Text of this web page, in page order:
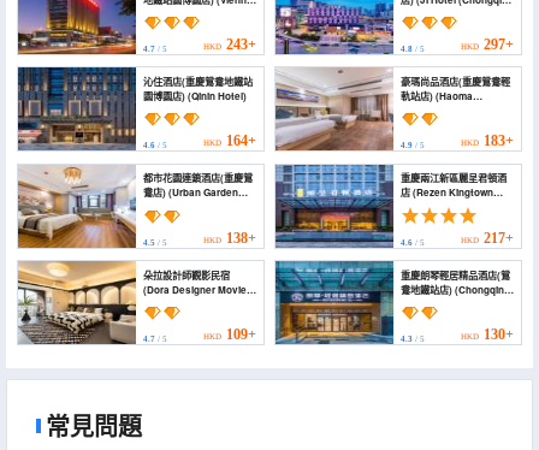
International Hotel
(Chongqing Yuanyang
Ditiezhan Garden
Expo))
4.7 / 5 HKD 243+
Yuanyang Expo
Garden))
4.8/ 5 HKD 297+
沁住酒店(重慶鴛鴦地鐵站
園博園店) (Qinin Hotel)
4.6 / 5 HKD 164+
豪瑪尚品酒店(重慶鴛鴦輕
軌站店) (Haoma
Shangpin Hotel
(Chongqing Yuanyang
Light Rail Station))
4.9/ 5 HKD 183+
都市花園連鎖酒店(重慶鴛
鴦店) (Urban Garden
Chain Hotel (Chongqing
Yuanyang))
4.5 / 5 HKD 138+
重慶兩江新區麗呈君頓酒
店 (Rezen Kingtown
Hotel (Chongqing
Liangjiang New
District))
4.6/ 5 HKD 217+
朵拉設計師觀影民宿
(Dora Designer Movie
Homestay)
4.7 / 5 HKD 109+
重慶朗琴輕居精品酒店(鴛
鴦地鐵站店) (Chongqing
Langqin Light Luxury
Boutique Hotel)
4.3/ 5 HKD 130+
常見問題